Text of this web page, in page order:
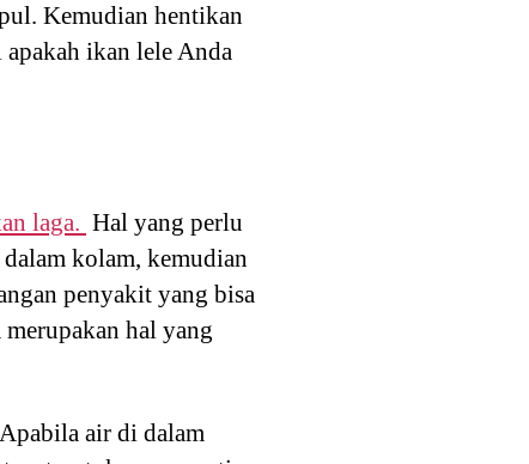
Kemudian hentikan
ikan lele Anda
laga. Hal yang perlu
kolam, kemudian
penyakit yang bisa
hal yang
air di dalam